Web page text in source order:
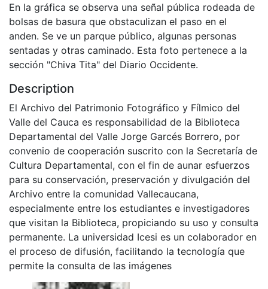
En la gráfica se observa una señal pública rodeada de
bolsas de basura que obstaculizan el paso en el
anden. Se ve un parque público, algunas personas
sentadas y otras caminado. Esta foto pertenece a la
sección "Chiva Tita" del Diario Occidente.
Description
El Archivo del Patrimonio Fotográfico y Fílmico del
Valle del Cauca es responsabilidad de la Biblioteca
Departamental del Valle Jorge Garcés Borrero, por
convenio de cooperación suscrito con la Secretaría de
Cultura Departamental, con el fin de aunar esfuerzos
para su conservación, preservación y divulgación del
Archivo entre la comunidad Vallecaucana,
especialmente entre los estudiantes e investigadores
que visitan la Biblioteca, propiciando su uso y consulta
permanente. La universidad Icesi es un colaborador en
el proceso de difusión, facilitando la tecnología que
permite la consulta de las imágenes